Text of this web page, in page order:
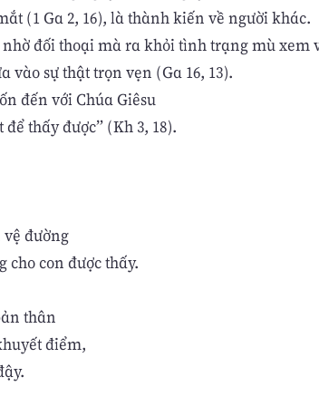
(1 Ga 2, 16), là thành kiến về người khác.
đối thoại mà ra khỏi tình trạng mù xem
vào sự thật trọn vẹn (Ga 16, 13).
đến với Chúa Giêsu
thấy được” (Kh 3, 18).
đường
cho con được thấy.
thân
điểm,